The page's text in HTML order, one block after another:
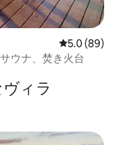
レビュー89
5.0 (89)
ウナ、焚き火台
ィラ